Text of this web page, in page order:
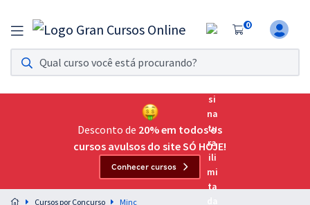
0
Assinatura Ilimitada 11
Acesso a todos os cursos. Teste grátis por 7 dias!
Assinatura OAB Até Passar
Acesso ilimitado a toda preparação para o Exame da
Preparação completa e intensiva para as principais
Desconto de 20% em todos os
cursos avulsos do site SÓ HOJE!
Conhecer cursos
Cursos por Concurso Minc